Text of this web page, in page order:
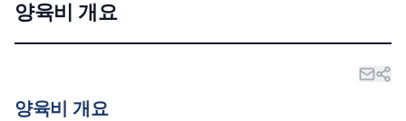
업무분야
소식/자료
양육비 개요
양육비 개요